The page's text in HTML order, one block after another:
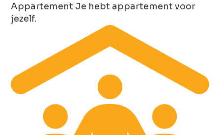
Appartement Je hebt appartement voor
jezelf.